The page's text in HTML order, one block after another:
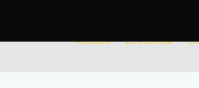
Accueil Le Journal